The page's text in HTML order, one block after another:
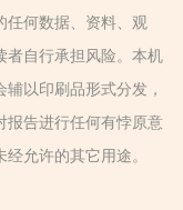
任何数据、资料、观
者自行承担风险。本机
以印刷品形式分发，
报告进行任何有悖原意
允许的其它用途。